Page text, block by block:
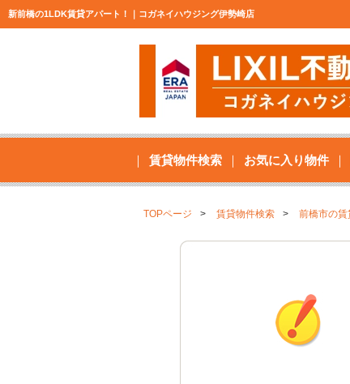
新前橋の1LDK賃貸アパート！｜コガネイハウジング伊勢崎店
賃貸物件検索 お気に入り物件
TOPページ 賃貸物件検索 前橋市の